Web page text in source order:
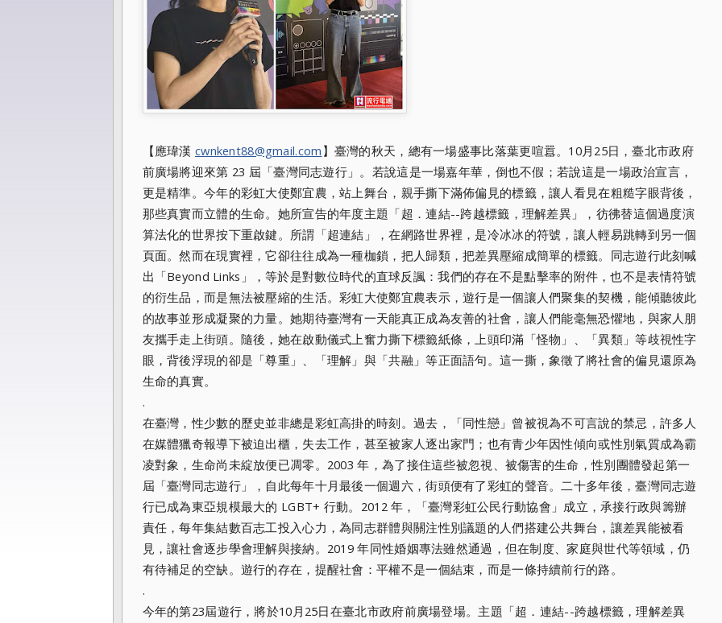
【應瑋漢 cwnkent88@gmail.com 】臺灣的秋天，總有一場盛事比落葉更喧囂。10月25日，臺北市政府
前廣場將迎來第 23 屆「臺灣同志遊行」。若說這是一場嘉年華，倒也不假；若說這是一場政治宣言，
更是精準。今年的彩虹大使鄭宜農，站上舞台，親手撕下滿佈偏見的標籤，讓人看見在粗糙字眼背後，
那些真實而立體的生命。她所宣告的年度主題「超．連結--跨越標籤，理解差異」，彷彿替這個過度演
算法化的世界按下重啟鍵。所謂「超連結」，在網路世界裡，是冷冰冰的符號，讓人輕易跳轉到另一個
頁面。然而在現實裡，它卻往往成為一種枷鎖，把人歸類，把差異壓縮成簡單的標籤。同志遊行此刻喊
出「Beyond Links」，等於是對數位時代的直球反諷：我們的存在不是點擊率的附件，也不是表情符號
的衍生品，而是無法被壓縮的生活。彩虹大使鄭宜農表示，遊行是一個讓人們聚集的契機，能傾聽彼此
的故事並形成凝聚的力量。她期待臺灣有一天能真正成為友善的社會，讓人們能毫無恐懼地，與家人朋
友攜手走上街頭。隨後，她在啟動儀式上奮力撕下標籤紙條，上頭印滿「怪物」、「異類」等歧視性字
眼，背後浮現的卻是「尊重」、「理解」與「共融」等正面語句。這一撕，象徵了將社會的偏見還原為
生命的真實。
.
在臺灣，性少數的歷史並非總是彩虹高掛的時刻。過去，「同性戀」曾被視為不可言說的禁忌，許多人
在媒體獵奇報導下被迫出櫃，失去工作，甚至被家人逐出家門；也有青少年因性傾向或性別氣質成為霸
凌對象，生命尚未綻放便已凋零。2003 年，為了接住這些被忽視、被傷害的生命，性別團體發起第一
屆「臺灣同志遊行」，自此每年十月最後一個週六，街頭便有了彩虹的聲音。二十多年後，臺灣同志遊
行已成為東亞規模最大的 LGBT+ 行動。2012 年，「臺灣彩虹公民行動協會」成立，承接行政與籌辦
責任，每年集結數百志工投入心力，為同志群體與關注性別議題的人們搭建公共舞台，讓差異能被看
見，讓社會逐步學會理解與接納。2019 年同性婚姻專法雖然通過，但在制度、家庭與世代等領域，仍
有待補足的空缺。遊行的存在，提醒社會：平權不是一個結束，而是一條持續前行的路。
.
今年的第23屆遊行，將於10月25日在臺北市政府前廣場登場。主題「超．連結--跨越標籤，理解差異